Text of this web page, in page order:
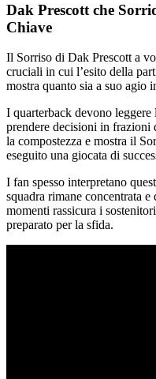
Dak Prescott che
Chiave
Il Sorriso di Dak Prescott a
cruciali in cui l’esito della
mostra quanto sia a suo agio
I quarterback devono
prendere decisioni in frazioni
la compostezza e mostra il
eseguito una giocata di
I fan spesso interpretano
squadra rimane concentrata
momenti rassicura i
preparato per la sfida.